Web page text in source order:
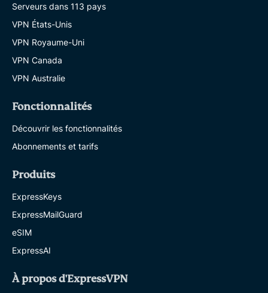
Serveurs dans 113 pays
VPN États-Unis
VPN Royaume-Uni
VPN Canada
VPN Australie
Fonctionnalités
Découvrir les fonctionnalités
Abonnements et tarifs
Produits
ExpressKeys
ExpressMailGuard
eSIM
ExpressAI
À propos d'ExpressVPN